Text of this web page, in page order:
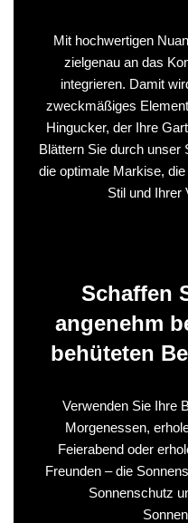
Mit hochwertigen
zielgenau an das
integrieren. Damit
zweckmäßiges
Hingucker, der Ihre
Blättern Sie durch unser
die optimale Markise,
Stil und Ihrer
Schaffen
angenehm
behüteten
Verwenden Sie Ihre
Morgenessen,
Feierabend oder
Freunden – die
Sonnenschutz